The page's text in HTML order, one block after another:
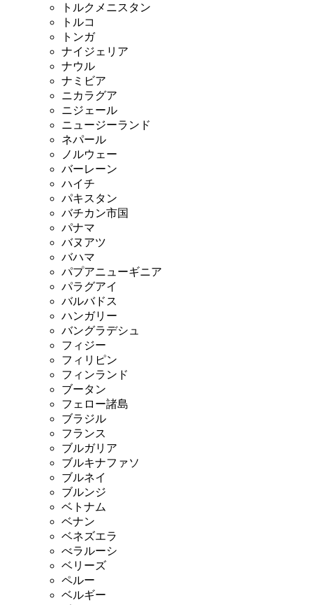
トルクメニスタン
トルコ
トンガ
ナイジェリア
ナウル
ナミビア
ニカラグア
ニジェール
ニュージーランド
ネパール
ノルウェー
バーレーン
ハイチ
パキスタン
バチカン市国
パナマ
バヌアツ
バハマ
パプアニューギニア
パラグアイ
バルバドス
ハンガリー
バングラデシュ
フィジー
フィリピン
フィンランド
ブータン
フェロー諸島
ブラジル
フランス
ブルガリア
ブルキナファソ
ブルネイ
ブルンジ
ベトナム
ベナン
ベネズエラ
べラルーシ
ベリーズ
ペルー
ベルギー